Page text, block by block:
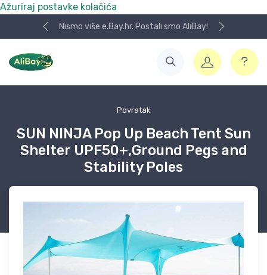
Ažuriraj postavke kolačića
Nismo više e.Bay.hr. Postali smo AliBay!
Povratak
SUN NINJA Pop Up Beach Tent Sun
Shelter UPF50+,Ground Pegs and
Stability Poles